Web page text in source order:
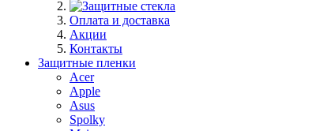
Оплата и доставка
Акции
Контакты
Защитные пленки
Acer
Apple
Asus
Spolky